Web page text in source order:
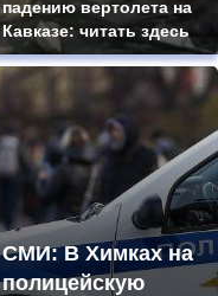
падению вертолета на
Кавказе: читать здесь
СМИ: В Химках на
полицейскую